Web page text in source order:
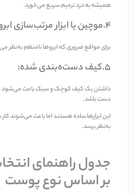
همیشه به درد ترمیم سریع می‌خورد.
4.موچین یا ابزار مرتب‌سازی ابرو
برای مواقع ضروری که ابروها نامنظم به‌نظر
5.کیف دسته‌بندیشده:
داشتن یک کیف کوچک و سبک باعث می‌شود
دست باشد.
این ابزارها ساده هستند اما باعث می‌شوند کار
به‌نظر برسد.
جدول راهنمای
بر اساس نوع پوست